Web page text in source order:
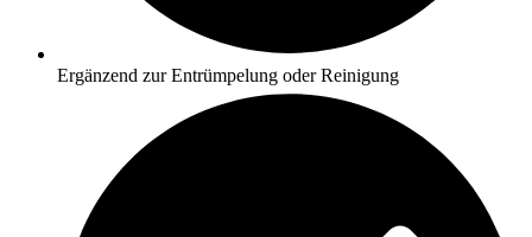
Ergänzend zur Entrümpelung oder Reinigung